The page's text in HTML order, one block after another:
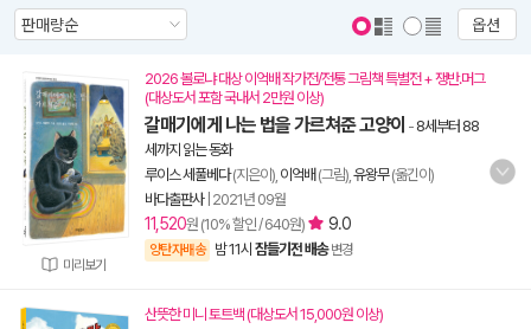
옵션
미리보기
2026 볼로냐 대상 이억배 작가전/전통 그림책 특별전 + 쟁반.머그
(대상도서 포함 국내서 2만원 이상)
갈매기에게 나는 법을 가르쳐준 고양이 - 8세부터 88
세까지 읽는 동화
루이스 세풀베다(지은이), 이억배 (그림), 유왕무(옮긴이)
바다출판사| 2021년 09월
11,520원 (10% 할인 / 640원) 9.0
양탄자배송 밤 11시 잠들기전 배송 변경
산뜻한 미니 토트백 (대상도서 15,000원 이상)